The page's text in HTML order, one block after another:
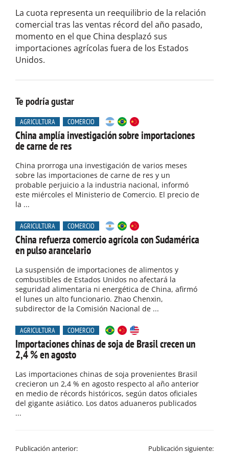
La cuota representa un reequilibrio de la relación
comercial tras las ventas récord del año pasado,
momento en el que China desplazó sus
importaciones agrícolas fuera de los Estados
Unidos.
Te podría gustar
AGRICULTURA COMERCIO
China amplía investigación sobre importaciones
de carne de res
China prorroga una investigación de varios meses
sobre las importaciones de carne de res y un
probable perjuicio a la industria nacional, informó
este miércoles el Ministerio de Comercio. El precio de
la ...
AGRICULTURA COMERCIO
China refuerza comercio agrícola con Sudamérica
en pulso arancelario
La suspensión de importaciones de alimentos y
combustibles de Estados Unidos no afectará la
seguridad alimentaria ni energética de China, afirmó
el lunes un alto funcionario. Zhao Chenxin,
subdirector de la Comisión Nacional de ...
AGRICULTURA COMERCIO
Importaciones chinas de soja de Brasil crecen un
2,4 % en agosto
Las importaciones chinas de soja provenientes Brasil
crecieron un 2,4 % en agosto respecto al año anterior
en medio de récords históricos, según datos oficiales
del gigante asiático. Los datos aduaneros publicados
...
Publicación anterior: Publicación siguiente: